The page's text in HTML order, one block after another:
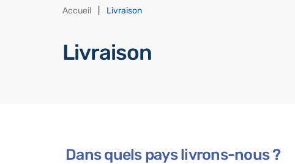
Accueil Livraison
Livraison
Dans quels pays livrons-nous ?